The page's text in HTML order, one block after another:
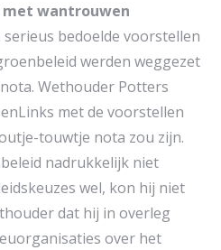
met wantrouwen
bedoelde voorstellen
werden weggezet
Wethouder Potters
met de voorstellen
touwtje nota zou zijn.
nadrukkelijk niet
wel, kon hij niet
dat hij in overleg
over het